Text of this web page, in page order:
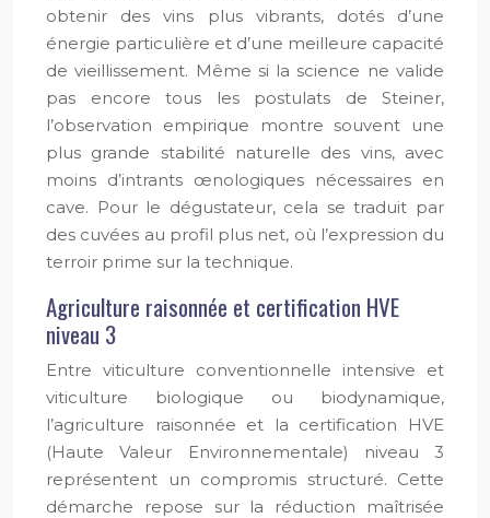
obtenir des vins plus vibrants, dotés d’une
énergie particulière et d’une meilleure capacité
de vieillissement. Même si la science ne valide
pas encore tous les postulats de Steiner,
l’observation empirique montre souvent une
plus grande stabilité naturelle des vins, avec
moins d’intrants œnologiques nécessaires en
cave. Pour le dégustateur, cela se traduit par
des cuvées au profil plus net, où l’expression du
terroir prime sur la technique.
Agriculture raisonnée et certification HVE
niveau 3
Entre viticulture conventionnelle intensive et
viticulture biologique ou biodynamique,
l’agriculture raisonnée et la certification HVE
(Haute Valeur Environnementale) niveau 3
représentent un compromis structuré. Cette
démarche repose sur la réduction maîtrisée